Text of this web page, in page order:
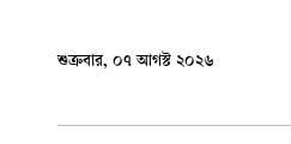
শুক্রবার, ০৭ আগস্ট ২০২৬